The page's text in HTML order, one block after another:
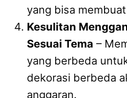
yang bisa
Kesulitan
Sesuai Tema –
yang berbeda
dekorasi berbeda
anggaran.